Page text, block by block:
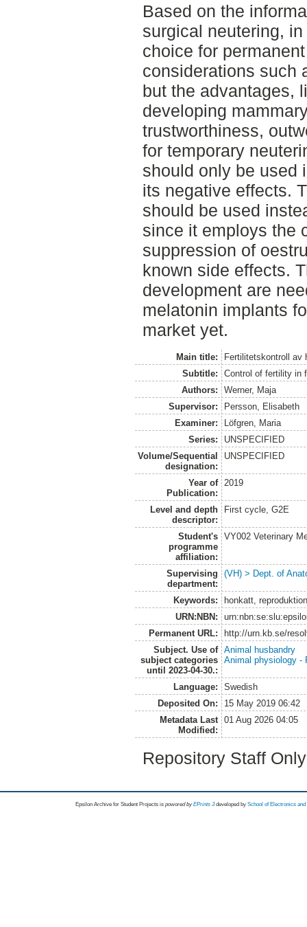
Based on the
surgical neutering,
choice for
considerations such
but the advantages,
developing
trustworthiness,
for temporary
should only be used
its negative effects.
should be used
since it employs the
suppression of
known side effects.
development are
melatonin implants
market yet.
Main title:
Fertilitetskontroll av
Subtitle:
Control of fertility in
Authors:
Werner, Maja
Supervisor:
Persson, Elisabeth
Examiner:
Löfgren, Maria
Series:
UNSPECIFIED
Volume/Sequential
designation:
UNSPECIFIED
Year of
Publication:
2019
Level and depth
descriptor:
First cycle, G2E
Student's
programme
affiliation:
VY002 Veterinary
Supervising
department:
(VH) > Dept. of
Keywords:
honkatt,
URN:NBN:
Permanent URL:
http://urn.kb.se/
Subject. Use of
subject categories
until 2023-04-30.:
Animal husbandry
Animal physiology -
Language:
Swedish
Deposited On:
15 May 2019 06:42
Metadata Last
Modified:
01 Aug 2026 04:05
Repository Staff
Epsilon Archive for Student Projects is powored byEPrints 3 developed by School of Electronics